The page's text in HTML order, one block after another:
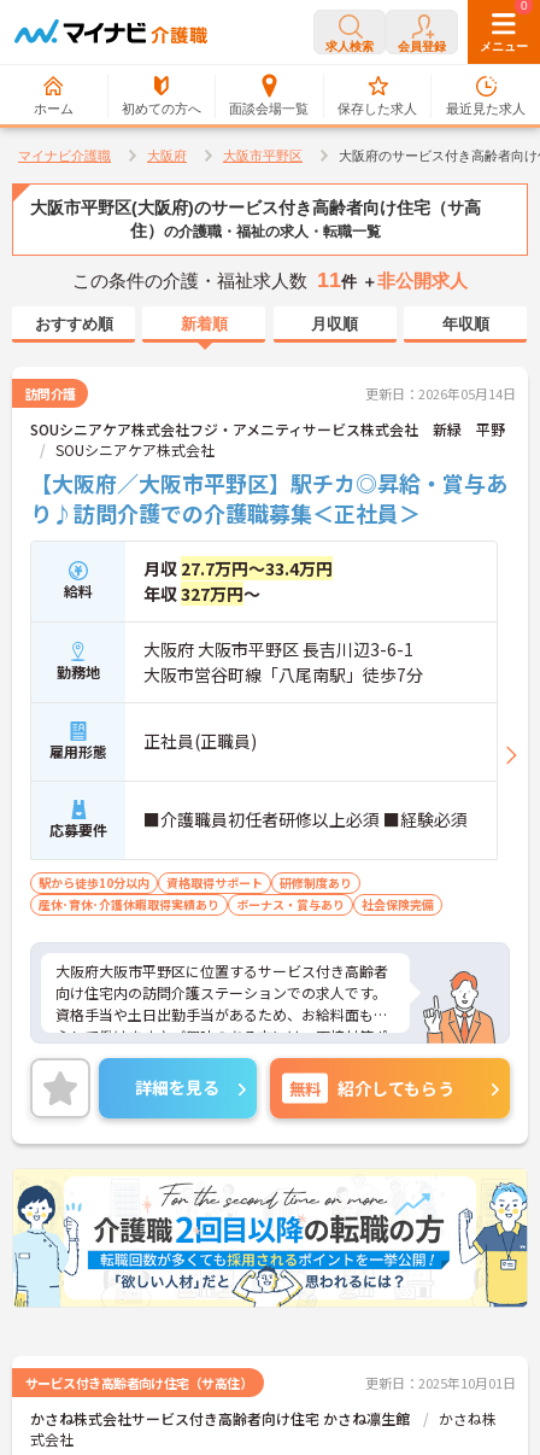
求人検索 会員登録 メニュー
ホーム 初めての方へ 面談会場一覧
0
保存した求人
0
最近見た求人
マイナビ介護職 大阪府 大阪市平野区 大阪府のサービス付き高齢者向
大阪市平野区(大阪府)のサービス付き高齢者向け住宅（サ高
住） の介護職・福祉の求人・転職一覧
この条件の介護・福祉求人数 11件 ＋非公開求人
おすすめ順 新着順 月収順 年収順
訪問介護 更新日：2026年05月14日
SOUシニアケア株式会社フジ・アメニティサービス株式会社 新緑 平野
SOUシニアケア株式会社
【大阪府／大阪市平野区】駅チカ◎昇給・賞与あ
り♪訪問介護での介護職募集＜正社員＞
給料
月収 27.7万円～33.4万円
年収327万円～
勤務地
大阪府 大阪市平野区 長吉川辺3-6-1
大阪市営谷町線「八尾南駅」徒歩7分
雇用形態 正社員(正職員)
応募要件 ■介護職員初任者研修以上必須 ■経験必須
駅から徒歩10分以内 資格取得サポート
研修制度あり
産休･育休･介護休暇取得実績あり
ボーナス・賞与あり 社会保険完備
大阪府大阪市平野区に位置するサービス付き高齢者
向け住宅内の訪問介護ステーションでの求人です。
資格手当や土日出勤手当があるため、お給料面も安
心して働けます♪ご興味のある方には、面接対策ポ
イントなど、さらに詳細をご案内しますのでお気軽
にご相談ください！
詳細を見る 無料 紹介してもらう
サービス付き高齢者向け住宅（サ高住） 更新日：2025年10月01日
かさね株式会社サービス付き高齢者向け住宅 かさね凛生館
かさね株
式会社